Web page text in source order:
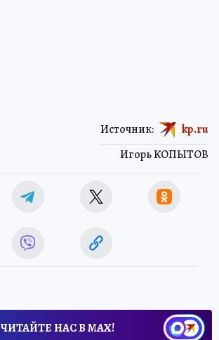
Игорь КОПЫТОВ
Источник: kp.ru
ЧИТАЙТЕ НАС В МАХ!